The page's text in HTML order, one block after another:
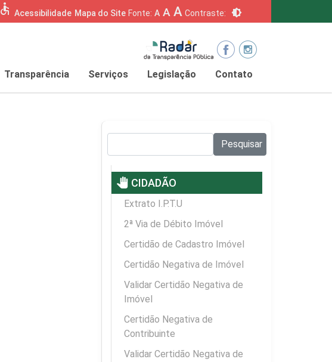
accessible Acessibilidade Mapa do Site Fonte: A A A Contraste: brightness_6
Transparência Serviços Legislação Contato
Pesquisar
pan_tool CIDADÃO
Extrato I.P.T.U
2ª Via de Débito Imóvel
Certidão de Cadastro Imóvel
Certidão Negativa de Imóvel
Validar Certidão Negativa de
Imóvel
Certidão Negativa de
Contribuinte
Validar Certidão Negativa de